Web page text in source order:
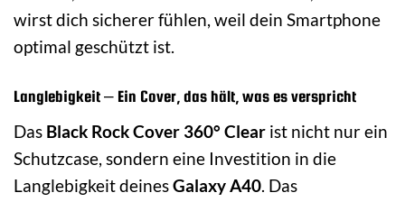
wirst dich sicherer fühlen, weil dein Smartphone
optimal geschützt ist.
Langlebigkeit – Ein Cover, das hält, was es verspricht
Das Black Rock Cover 360° Clear ist nicht nur ein
Schutzcase, sondern eine Investition in die
Langlebigkeit deinesGalaxy A40. Das